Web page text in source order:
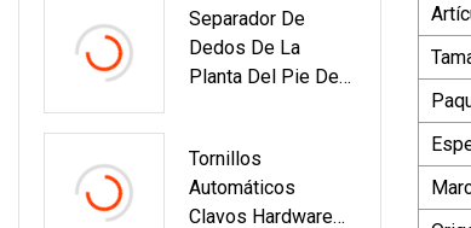
Plástico Y Madera
De WPC Para
Piscina
Separador De
Dedos De La
Planta Del Pie De
Tornillos
Automáticos
Clavos Hardware